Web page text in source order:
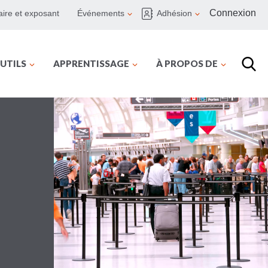
et exposant Événements Adhésion Connexion
APPRENTISSAGE À PROPOS DE